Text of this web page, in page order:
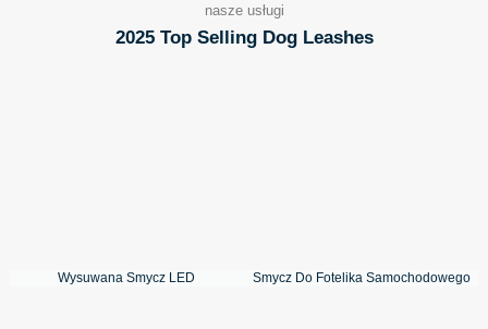
nasze usługi
2025 Top Selling Dog Leashes
Wysuwana Smycz LED Smycz Do Fotelika Samochodowego